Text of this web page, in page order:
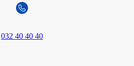
032 40 40 40